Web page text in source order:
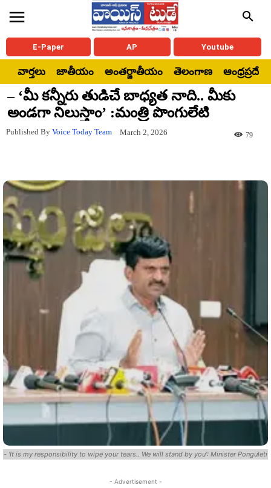
E-Paper AP Youtube
వార్తలు జాతీయం అంతర్జాతీయం తెలంగాణ ఆంధ్రప్రదేశ్
– ‘మీ కన్నీరు తుడిచే బాధ్యత నాది.. మీకు
అండగా నిలుస్తాం’ :మంత్రి పొంగులేటి
Published By Voice Today Team March 2, 2026 79
- 'It is my responsibility to wipe your tears.. We will stand by you': Minister Ponguleti
- Advertisement -